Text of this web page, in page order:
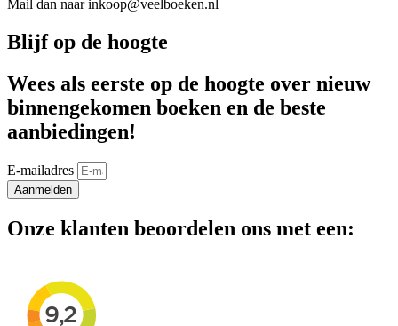
Mail dan naar inkoop@veelboeken.nl
Blijf op de hoogte
Wees als eerste op de hoogte over nieuw
binnengekomen boeken en de beste
aanbiedingen!
E-mailadres
Aanmelden
Onze klanten beoordelen ons met een: